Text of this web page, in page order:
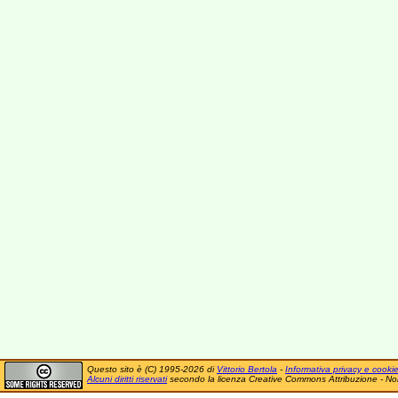
Questo sito è (C) 1995-2026 di Vittorio Bertola - Informativa privacy e cookie
Alcuni diritti riservatisecondo la licenza Creative Commons Attribuzione -